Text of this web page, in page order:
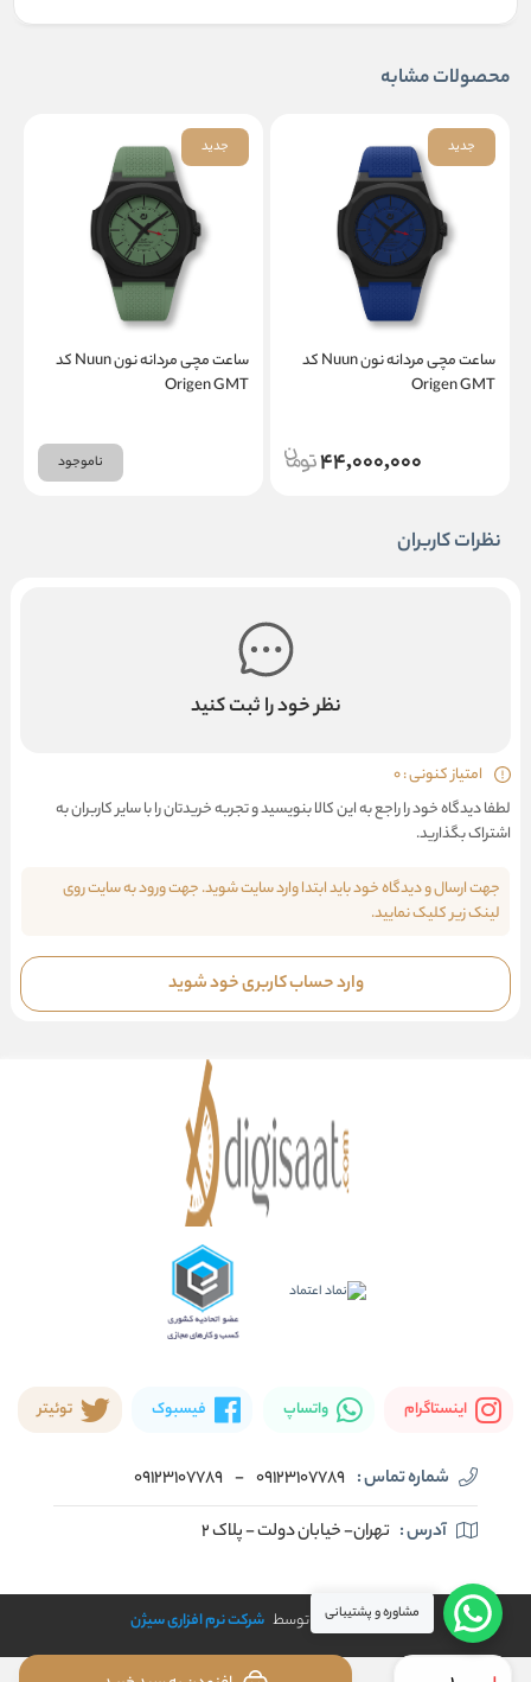
محصولات مشابه
جدید
ساعت مچی مردانه نون Nuun کد
Origen GMT
44,000,000
جدید
ساعت مچی مردانه نون Nuun کد
Origen GMT
ناموجود
نظرات کاربران
نظر خود را ثبت کنید
امتیاز کنونی : 0
لطفا دیدگاه خود را راجع به این کالا بنویسید و تجربه خریدتان را با سایر کاربران به
اشتراک بگذارید.
جهت ارسال و دیدگاه خود باید ابتدا وارد سایت شوید. جهت ورود به سایت روی
لینک زیر کلیک نمایید.
وارد حساب کاربری خود شوید
اینستاگرام واتساپ فیسبوک توئیتر
شماره تماس : 09123107789
-
09123107789
آدرس : تهران- خیابان دولت - پلاک ۲
طراحی و توسعه توسط شرکت نرم افزاری سیژن مشاوره و پشتیبانی